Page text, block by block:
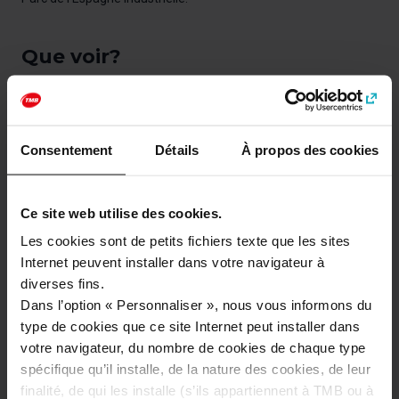
Consentement Détails À propos des cookies
Ce site web utilise des cookies.
Les cookies sont de petits fichiers texte que les sites
Internet peuvent installer dans votre navigateur à
diverses fins.
Dans l’option « Personnaliser », nous vous informons du
type de cookies que ce site Internet peut installer dans
votre navigateur, du nombre de cookies de chaque type
spécifique qu’il installe, de la nature des cookies, de leur
finalité, de qui les installe (s’ils appartiennent à TMB ou à
Que voir?
industrielle